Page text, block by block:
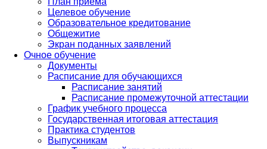
Целевое обучение
Образовательное кредитование
Общежитие
Экран поданных заявлений
Очное обучение
Документы
Расписание для обучающихся
Расписание занятий
Расписание промежуточной аттестации
График учебного процесса
Государственная итоговая аттестация
Практика студентов
Выпускникам